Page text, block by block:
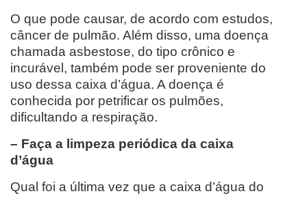
O que pode causar, de acordo com estudos,
câncer de pulmão. Além disso, uma doença
chamada asbestose, do tipo crônico e
incurável, também pode ser proveniente do
uso dessa caixa d’água. A doença é
conhecida por petrificar os pulmões,
dificultando a respiração.
– Faça a limpeza periódica da caixa
d’água
Qual foi a última vez que a caixa d’água do